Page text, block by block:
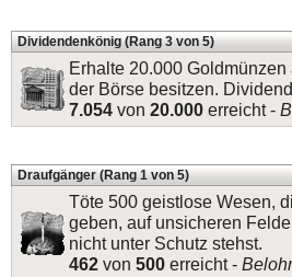
Dividendenkönig (Rang 3 von 5)
Erhalte 20.000
der Börse besitzen.
7.054 von 20.000 erreicht -
Draufgänger (Rang 1 von 5)
Töte 500 geistlose Wesen,
geben, auf unsicheren
nicht unter Schutz stehst.
462 von 500 erreicht -